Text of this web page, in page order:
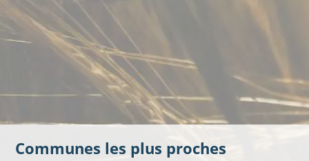
Communes les plus proches